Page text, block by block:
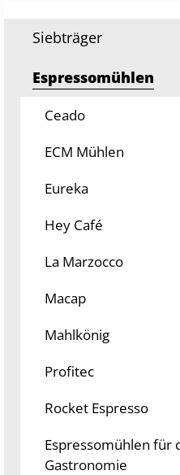
Siebträger
Espressomühlen
Ceado
ECM Mühlen
Eureka
Hey Café
La Marzocco
Macap
Mahlkönig
Profitec
Rocket Espresso
Espressomühlen für
Gastronomie